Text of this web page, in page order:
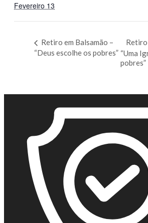
Fevereiro 13
Retiro em Balsamão –
“Deus escolhe os pobres”
Retiro
“Uma
pobres”